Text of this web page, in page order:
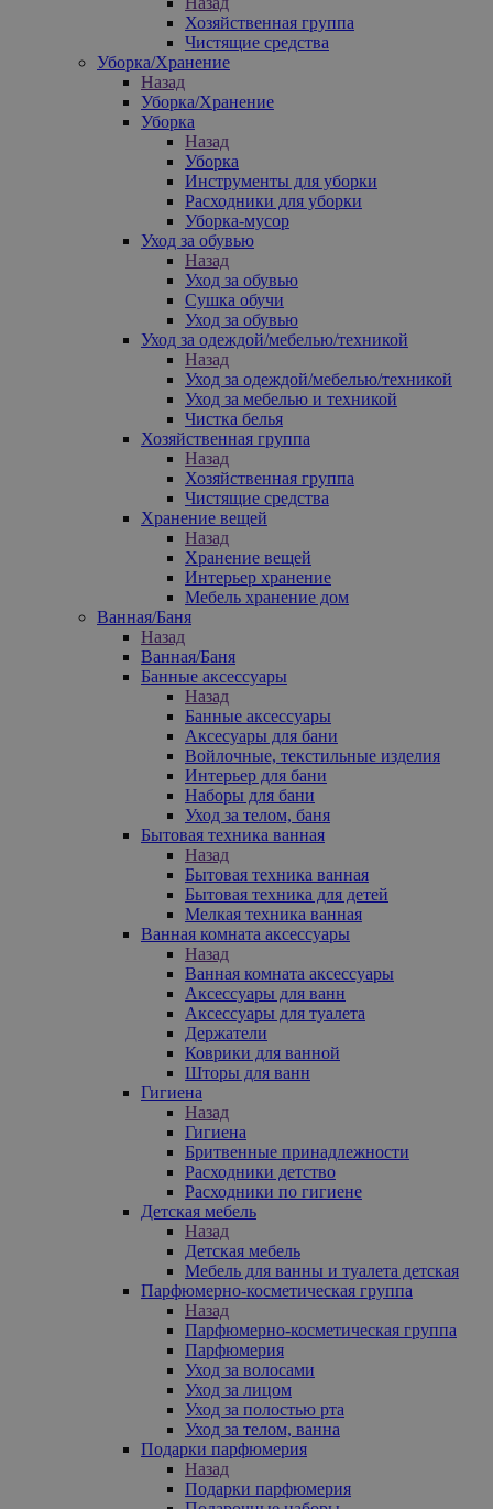
Хозяйственная группа
Чистящие средства
Уборка/Хранение
Назад
Уборка/Хранение
Уборка
Назад
Уборка
Инструменты для уборки
Расходники для уборки
Уборка-мусор
Уход за обувью
Назад
Уход за обувью
Сушка обучи
Уход за обувью
Уход за одеждой/мебелью/техникой
Назад
Уход за одеждой/мебелью/техникой
Уход за мебелью и техникой
Чистка белья
Хозяйственная группа
Назад
Хозяйственная группа
Чистящие средства
Хранение вещей
Назад
Хранение вещей
Интерьер хранение
Мебель хранение дом
Ванная/Баня
Назад
Ванная/Баня
Банные аксессуары
Назад
Банные аксессуары
Аксесуары для бани
Войлочные, текстильные изделия
Интерьер для бани
Наборы для бани
Уход за телом, баня
Бытовая техника ванная
Назад
Бытовая техника ванная
Бытовая техника для детей
Мелкая техника ванная
Ванная комната аксессуары
Назад
Ванная комната аксессуары
Аксессуары для ванн
Аксессуары для туалета
Держатели
Коврики для ванной
Шторы для ванн
Гигиена
Назад
Гигиена
Бритвенные принадлежности
Расходники детство
Расходники по гигиене
Детская мебель
Назад
Детская мебель
Мебель для ванны и туалета детская
Парфюмерно-косметическая группа
Назад
Парфюмерно-косметическая группа
Парфюмерия
Уход за волосами
Уход за лицом
Уход за полостью рта
Уход за телом, ванна
Подарки парфюмерия
Назад
Подарки парфюмерия